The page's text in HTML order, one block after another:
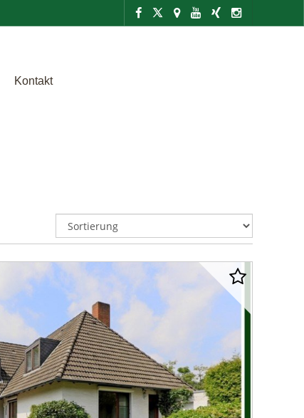
Kontakt